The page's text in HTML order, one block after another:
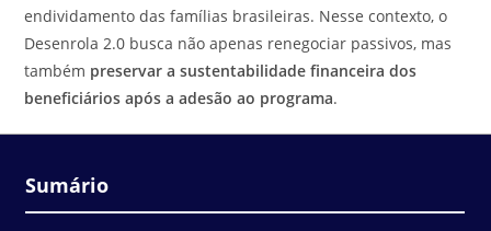
endividamento das famílias brasileiras. Nesse contexto, o
Desenrola 2.0 busca não apenas renegociar passivos, mas
também preservar a sustentabilidade financeira dos
beneficiários após a adesão ao programa.
Sumário